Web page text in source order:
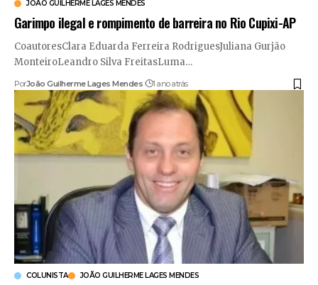
JOÃO GUILHERME LAGES MENDES
Garimpo ilegal e rompimento de barreira no Rio Cupixi-AP
CoautoresClara Eduarda Ferreira RodriguesJuliana Gurjão
MonteiroLeandro Silva FreitasLuma…
PorJoão Guilherme Lages Mendes 1 ano atrás
COLUNISTA JOÃO GUILHERME LAGES MENDES